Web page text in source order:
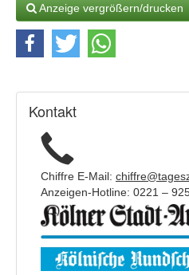
Anzeige vergrößern/drucken
Kontakt
Chiffre E-Mail:
Anzeigen-Hotline: 0221 –